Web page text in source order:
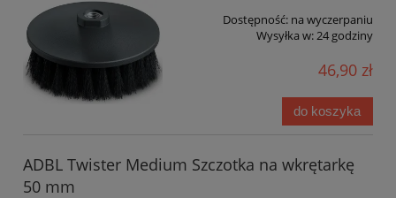
Dostępność: na wyczerpaniu
Wysyłka w:24 godziny
46,90 zł
do koszyka
ADBL Twister Medium Szczotka na wkrętarkę
50 mm